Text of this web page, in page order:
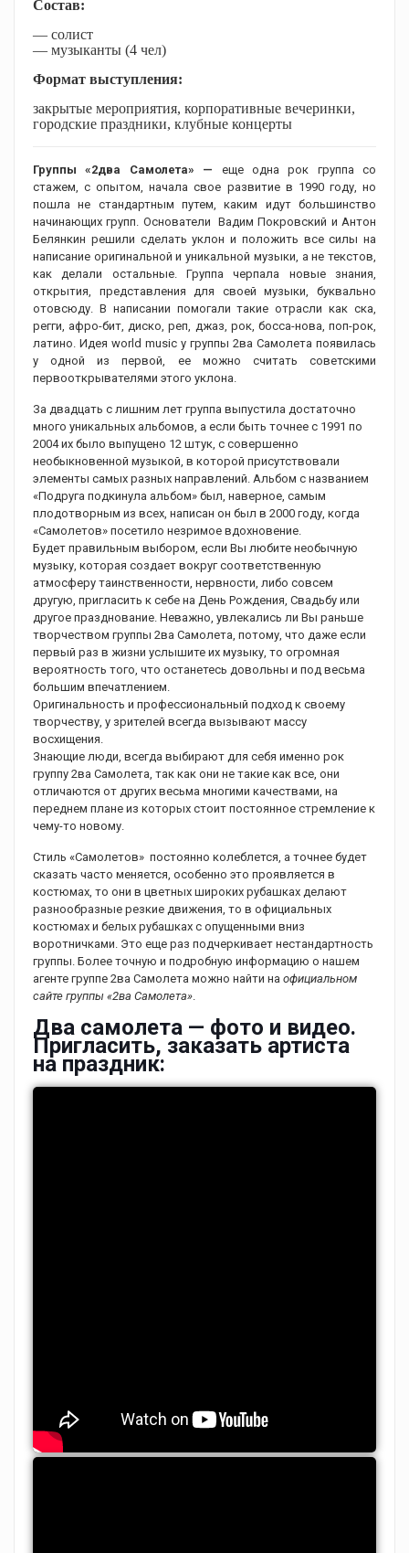
Состав:
— солист
— музыканты (4 чел)
Формат выступления:
закрытые мероприятия, корпоративные вечеринки,
городские праздники, клубные концерты
Группы «2два Самолета» — еще одна рок группа со
стажем, с опытом, начала свое развитие в 1990 году, но
пошла не стандартным путем, каким идут большинство
начинающих групп. Основатели Вадим Покровский и Антон
Белянкин решили сделать уклон и положить все силы на
написание оригинальной и уникальной музыки, а не текстов,
как делали остальные. Группа черпала новые знания,
открытия, представления для своей музыки, буквально
отовсюду. В написании помогали такие отрасли как ска,
регги, афро-бит, диско, реп, джаз, рок, босса-нова, поп-рок,
латино. Идея world music у группы 2ва Самолета появилась
у одной из первой, ее можно считать советскими
первооткрывателями этого уклона.
За двадцать с лишним лет группа выпустила достаточно
много уникальных альбомов, а если быть точнее с 1991 по
2004 их было выпущено 12 штук, с совершенно
необыкновенной музыкой, в которой присутствовали
элементы самых разных направлений. Альбом с названием
«Подруга подкинула альбом» был, наверное, самым
плодотворным из всех, написан он был в 2000 году, когда
«Самолетов» посетило незримое вдохновение.
Будет правильным выбором, если Вы любите необычную
музыку, которая создает вокруг соответственную
атмосферу таинственности, нервности, либо совсем
другую, пригласить к себе на День Рождения, Свадьбу или
другое празднование. Неважно, увлекались ли Вы раньше
творчеством группы 2ва Самолета, потому, что даже если
первый раз в жизни услышите их музыку, то огромная
вероятность того, что останетесь довольны и под весьма
большим впечатлением.
Оригинальность и профессиональный подход к своему
творчеству, у зрителей всегда вызывают массу
восхищения.
Знающие люди, всегда выбирают для себя именно рок
группу 2ва Самолета, так как они не такие как все, они
отличаются от других весьма многими качествами, на
переднем плане из которых стоит постоянное стремление к
чему-то новому.
Стиль «Самолетов» постоянно колеблется, а точнее будет
сказать часто меняется, особенно это проявляется в
костюмах, то они в цветных широких рубашках делают
разнообразные резкие движения, то в официальных
костюмах и белых рубашках с опущенными вниз
воротничками. Это еще раз подчеркивает нестандартность
группы. Более точную и подробную информацию о нашем
агенте группе 2ва Самолета можно найти на официальном
сайте группы «2ва Самолета».
Два самолета — фото и видео.
Пригласить, заказать артиста
на праздник: